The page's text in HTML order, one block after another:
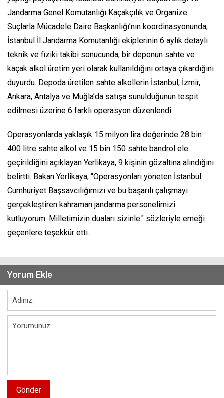
Jandarma Genel Komutanlığı Kaçakçılık ve Organize
Suçlarla Mücadele Daire Başkanlığı’nın koordinasyonunda,
İstanbul İl Jandarma Komutanlığı ekiplerinin 6 aylık detaylı
teknik ve fiziki takibi sonucunda, bir deponun sahte ve
kaçak alkol üretim yeri olarak kullanıldığını ortaya çıkardığını
duyurdu. Depoda üretilen sahte alkollerin İstanbul, İzmir,
Ankara, Antalya ve Muğla’da satışa sunulduğunun tespit
edilmesi üzerine 6 farklı operasyon düzenlendi.
Operasyonlarda yaklaşık 15 milyon lira değerinde 28 bin
400 litre sahte alkol ve 15 bin 150 sahte bandrol ele
geçirildiğini açıklayan Yerlikaya, 9 kişinin gözaltına alındığını
belirtti. Bakan Yerlikaya, "Operasyonları yöneten İstanbul
Cumhuriyet Başsavcılığımızı ve bu başarılı çalışmayı
gerçekleştiren kahraman jandarma personelimizi
kutluyorum. Milletimizin duaları sizinle." sözleriyle emeği
geçenlere teşekkür etti.
Yorum Ekle
Gönder